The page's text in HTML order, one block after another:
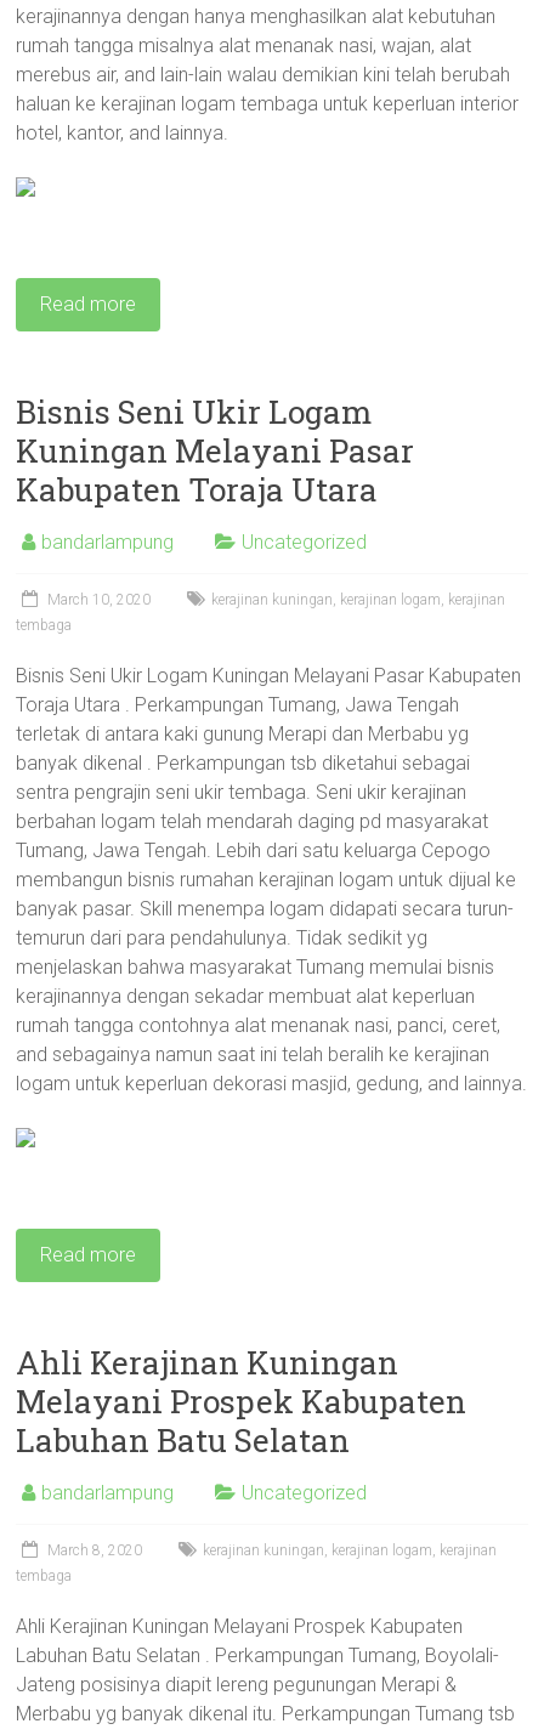
kerajinannya dengan hanya menghasilkan alat kebutuhan
rumah tangga misalnya alat menanak nasi, wajan, alat
merebus air, and lain-lain walau demikian kini telah berubah
haluan ke kerajinan logam tembaga untuk keperluan interior
hotel, kantor, and lainnya.
Read more
Bisnis Seni Ukir Logam
Kuningan Melayani Pasar
Kabupaten Toraja Utara
bandarlampung Uncategorized
March 10, 2020 kerajinan kuningan, kerajinan logam, kerajinan
tembaga
Bisnis Seni Ukir Logam Kuningan Melayani Pasar Kabupaten
Toraja Utara . Perkampungan Tumang, Jawa Tengah
terletak di antara kaki gunung Merapi dan Merbabu yg
banyak dikenal . Perkampungan tsb diketahui sebagai
sentra pengrajin seni ukir tembaga. Seni ukir kerajinan
berbahan logam telah mendarah daging pd masyarakat
Tumang, Jawa Tengah. Lebih dari satu keluarga Cepogo
membangun bisnis rumahan kerajinan logam untuk dijual ke
banyak pasar. Skill menempa logam didapati secara turun-
temurun dari para pendahulunya. Tidak sedikit yg
menjelaskan bahwa masyarakat Tumang memulai bisnis
kerajinannya dengan sekadar membuat alat keperluan
rumah tangga contohnya alat menanak nasi, panci, ceret,
and sebagainya namun saat ini telah beralih ke kerajinan
logam untuk keperluan dekorasi masjid, gedung, and lainnya.
Read more
Ahli Kerajinan Kuningan
Melayani Prospek Kabupaten
Labuhan Batu Selatan
bandarlampung Uncategorized
March 8, 2020 kerajinan kuningan, kerajinan logam, kerajinan
tembaga
Ahli Kerajinan Kuningan Melayani Prospek Kabupaten
Labuhan Batu Selatan . Perkampungan Tumang, Boyolali-
Jateng posisinya diapit lereng pegunungan Merapi &
Merbabu yg banyak dikenal itu. Perkampungan Tumang tsb